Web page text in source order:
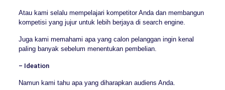
Atau kami selalu mempelajari kompetitor Anda dan membangun
kompetisi yang jujur untuk lebih berjaya di search engine.
Juga kami memahami apa yang calon pelanggan ingin kenal
paling banyak sebelum menentukan pembelian.
– Ideation
Namun kami tahu apa yang diharapkan audiens Anda.